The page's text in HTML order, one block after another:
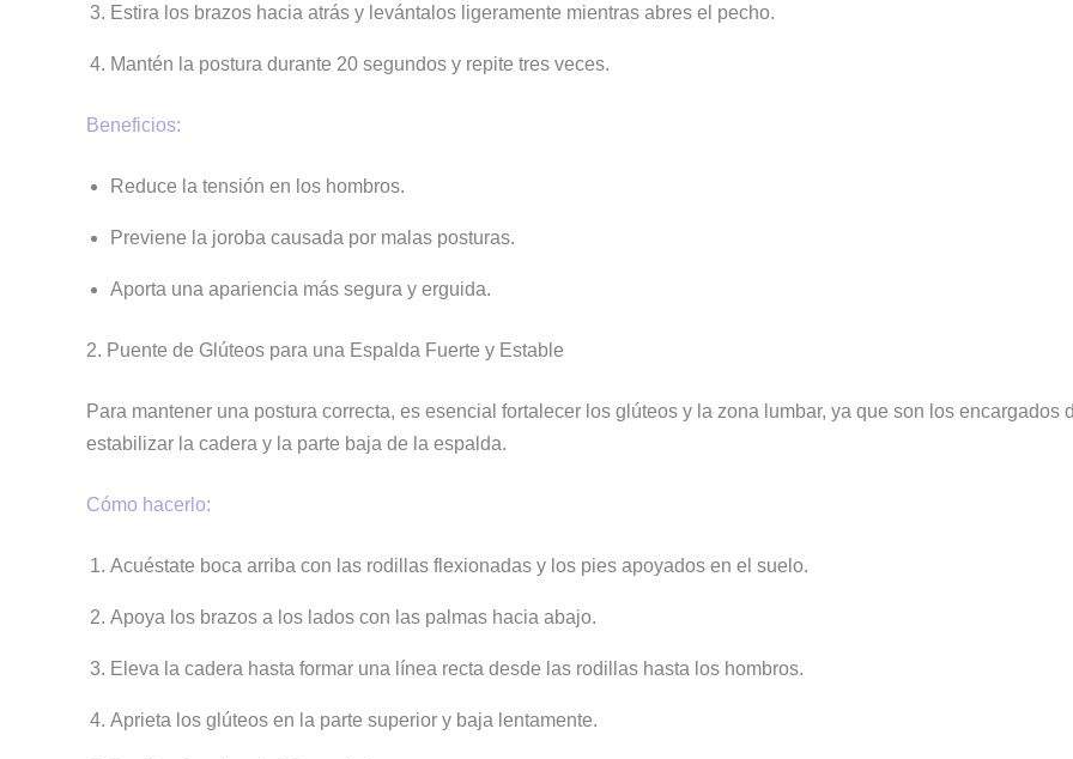
Estira los brazos hacia atrás y levántalos ligeramente mientras abres el pecho.
Mantén la postura durante 20 segundos y repite tres veces.
Beneficios:
Reduce la tensión en los hombros.
Previene la joroba causada por malas posturas.
Aporta una apariencia más segura y erguida.
2. Puente de Glúteos para una Espalda Fuerte y Estable
Para mantener una postura correcta, es esencial fortalecer los glúteos y la zona lumbar, ya que son los encargados
estabilizar la cadera y la parte baja de la espalda.
Cómo hacerlo:
Acuéstate boca arriba con las rodillas flexionadas y los pies apoyados en el suelo.
Apoya los brazos a los lados con las palmas hacia abajo.
Eleva la cadera hasta formar una línea recta desde las rodillas hasta los hombros.
Aprieta los glúteos en la parte superior y baja lentamente.